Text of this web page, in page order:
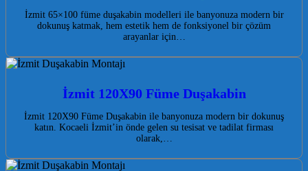
İzmit 65×100 füme duşakabin modelleri ile banyonuza modern bir
dokunuş katmak, hem estetik hem de fonksiyonel bir çözüm
arayanlar için…
İzmit 120X90 Füme Duşakabin
İzmit 120X90 Füme Duşakabin ile banyonuza modern bir dokunuş
katın. Kocaeli İzmit’in önde gelen su tesisat ve tadilat firması
olarak,…